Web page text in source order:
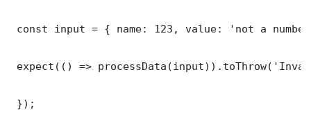
const input = { name: 123, value: 'not a
expect(() =>
});